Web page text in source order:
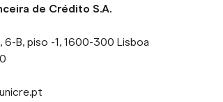
de Crédito S.A.
6-B, piso -1, 1600-300 Lisboa